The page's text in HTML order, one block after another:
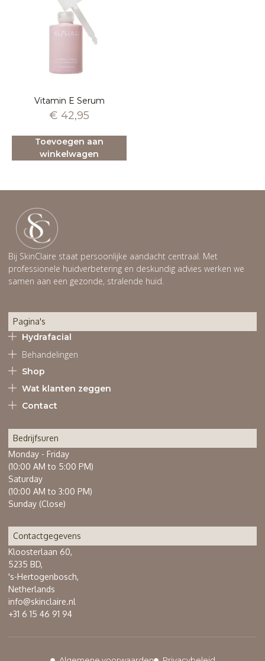
Vitamin E Serum
€ 42,95
Toevoegen aan
winkelwagen
Bij SkinClaire staat persoonlijke aandacht centraal. Met
professionele huidverbetering en deskundig advies werken we
samen aan een gezonde, stralende huid.
Pagina's
Hydrafacial
Behandelingen
Shop
Wat klanten zeggen
Contact
Bedrijfsuren
Monday - Friday
(10:00 AM to 5:00 PM)
Saturday
(10:00 AM to 3:00 PM)
Sunday (Close)
Contactgegevens
Kloosterlaan 60,
5235 BD,
's-Hertogenbosch,
Netherlands
info@skinclaire.nl
+31 6 15 46 91 94